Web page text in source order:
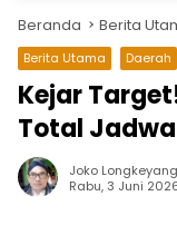
Beranda Berita
Berita Utama Daerah
Kejar
Total
Joko Longkeyang
Rabu, 3 Juni